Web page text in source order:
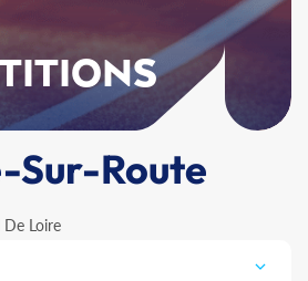
Sur-Route
De Loire